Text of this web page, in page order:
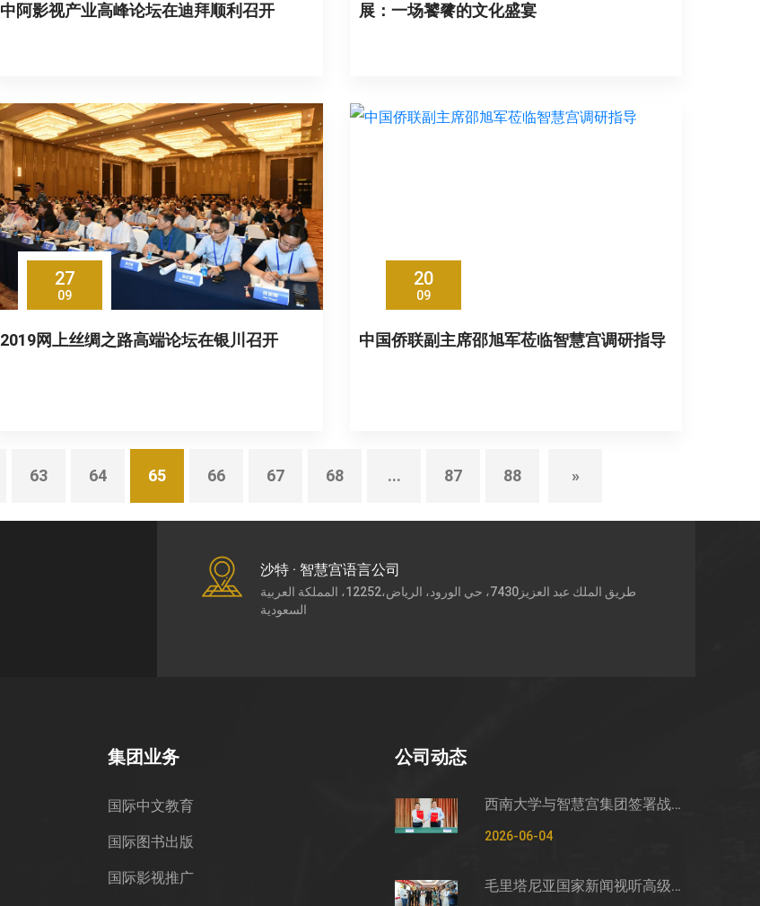
中阿影视产业高峰论坛在迪拜顺利召开
展：一场饕餮的文化盛宴
27
09
2019网上丝绸之路高端论坛在银川召开
20
09
中国侨联副主席邵旭军莅临智慧宫调研指导
63 64 65 66 67 68 ... 87 88 »
沙特 · 智慧宫语言公司
طريق الملك عبد العزيز7430، حي الورود، الرياض،12252، المملكة العربية
السعودية
集团业务
国际中文教育
国际图书出版
国际影视推广
公司动态
西南大学与智慧宫集团签署战略合作框架协议
2026-06-04
毛里塔尼亚国家新闻视听高级管理局监测管控司司长穆罕默德·哈桑·埃萨利姆一行莅临智慧宫调研